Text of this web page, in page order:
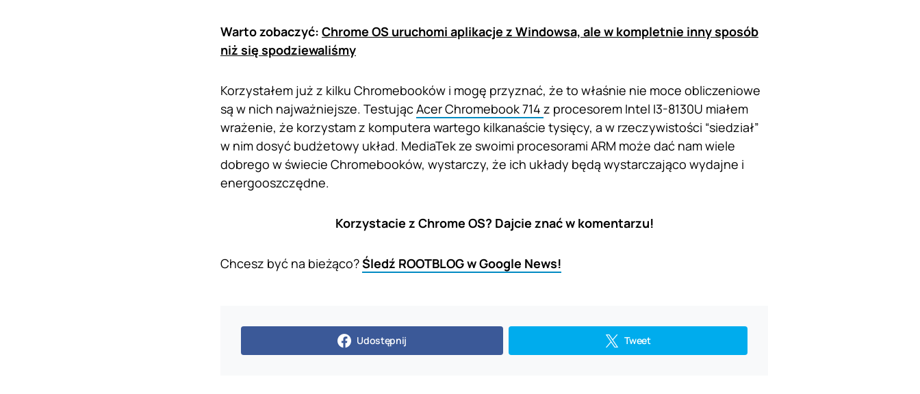
Warto zobaczyć: Chrome OS uruchomi aplikacje z Windowsa, ale w kompletnie inny sposób
niż się spodziewaliśmy
Korzystałem już z kilku Chromebooków i mogę przyznać, że to właśnie nie moce obliczeniowe
są w nich najważniejsze. TestującAcer Chromebook 714 z procesorem Intel I3-8130U miałem
wrażenie, że korzystam z komputera wartego kilkanaście tysięcy, a w rzeczywistości “siedział”
w nim dosyć budżetowy układ. MediaTek ze swoimi procesorami ARM może dać nam wiele
dobrego w świecie Chromebooków, wystarczy, że ich układy będą wystarczająco wydajne i
energooszczędne.
Korzystacie z Chrome OS? Dajcie znać w komentarzu!
Chcesz być na bieżąco?Śledź ROOTBLOG w Google News!
Udostępnij Tweet